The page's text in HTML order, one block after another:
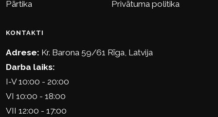
Pārtika
Privātuma politika
KONTAKTI
Adrese: Kr. Barona 59/61 Rīga, Latvija
Darba laiks:
I-V 10:00 - 20:00
VI 10:00 - 18:00
VII 12:00 - 17:00